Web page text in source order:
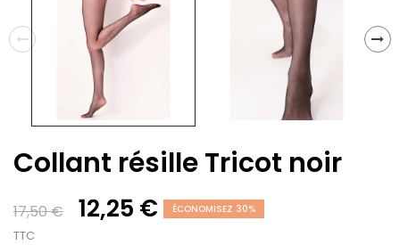
Collant résille Tricot noir
17,50 € 12,25 € ÉCONOMISEZ 30%
TTC